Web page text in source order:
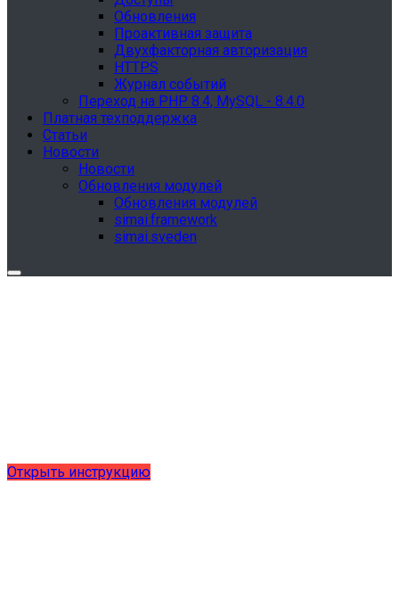
Обновления
Проактивная защита
Двухфакторная авторизация
HTTPS
Журнал событий
Переход на PHP 8.4, MySQL - 8.4.0
Платная техподдержка
Статьи
Новости
Новости
Обновления модулей
Обновления модулей
simai.framework
simai.sveden
Открыть инструкцию